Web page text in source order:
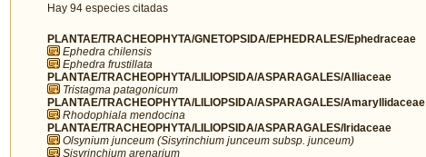
Hay 94 especies citadas
PLANTAE/TRACHEOPHYTA/GNETOPSIDA/EPHEDRALES/Ephedraceae
Ephedra chilensis
Ephedra frustillata
PLANTAE/TRACHEOPHYTA/LILIOPSIDA/ASPARAGALES/Alliaceae
Tristagma patagonicum
PLANTAE/TRACHEOPHYTA/LILIOPSIDA/ASPARAGALES/Amaryllidaceae
Rhodophiala mendocina
PLANTAE/TRACHEOPHYTA/LILIOPSIDA/ASPARAGALES/Iridaceae
Olsynium junceum (Sisyrinchium junceum subsp. junceum)
Sisyrinchium arenarium